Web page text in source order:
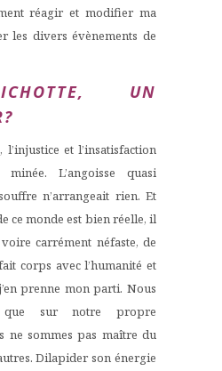
réagir et modifier ma
les divers évènements de
UN
l’injustice et l’insatisfaction
minée. L’angoisse quasi
n’arrangeait rien. Et
ce monde est bien réelle, il
carrément néfaste, de
corps avec l’humanité et
prenne mon parti. Nous
que sur notre propre
ne sommes pas maître du
Dilapider son énergie